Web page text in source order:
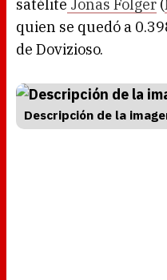
satélite Jonas Folger (
quien se quedó a
de Dovizioso.
Descripción de la